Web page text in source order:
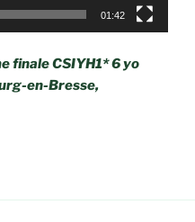
01:42
finale CSIYH1* 6 yo
en-Bresse,